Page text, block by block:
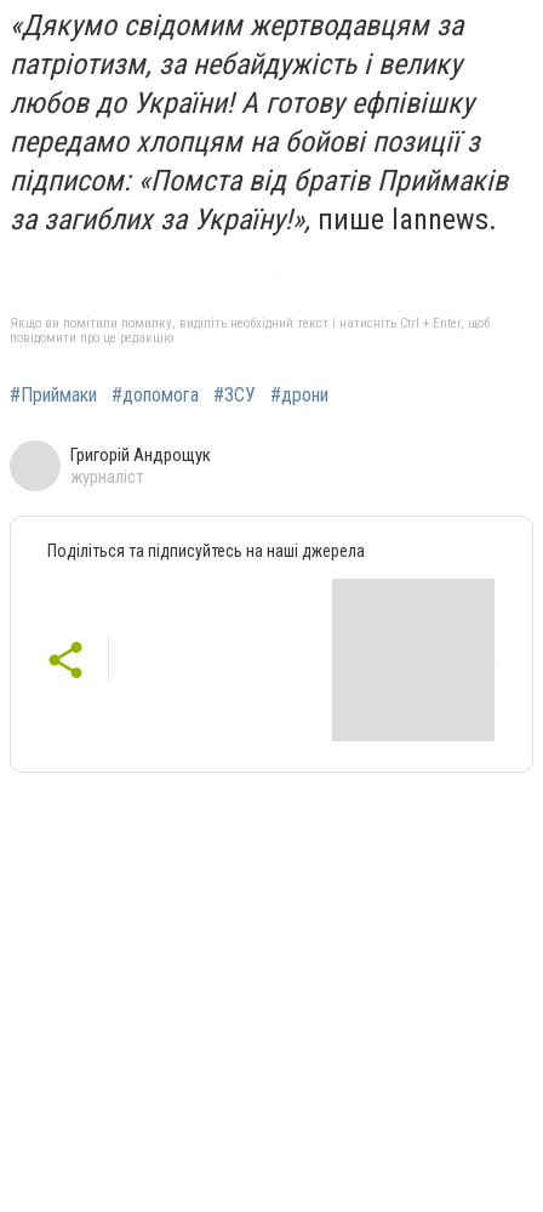
«Дякумо свідомим жертводавцям за
патріотизм, за небайдужість і велику
любов до України! А готову ефпівішку
передамо хлопцям на бойові позиції з
підписом: «Помста від братів Приймаків
за загиблих за Україну!», пише lannews.
Якщо ви помітили помилку, виділіть необхідний текст і натисніть Ctrl + Enter, щоб
повідомити про це редакцію
#Приймаки #допомога #ЗСУ #дрони
Григорій Андрощук
журналіст
Поділіться та підписуйтесь на наші джерела